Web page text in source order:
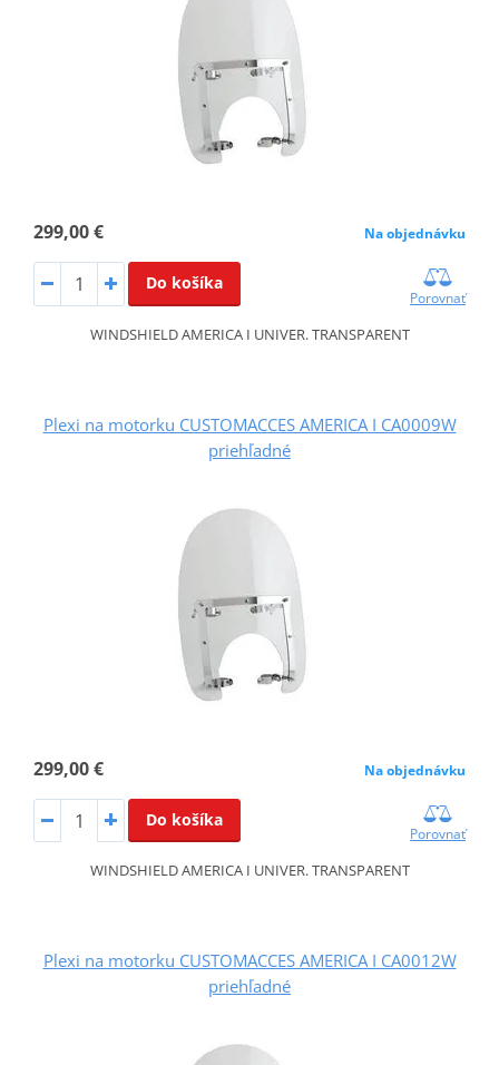
299,00 € Na objednávku
Do košíka
Porovnať
WINDSHIELD AMERICA I UNIVER. TRANSPARENT
Plexi na motorku CUSTOMACCES AMERICA I CA0009W
priehľadné
299,00 € Na objednávku
Do košíka
Porovnať
WINDSHIELD AMERICA I UNIVER. TRANSPARENT
Plexi na motorku CUSTOMACCES AMERICA I CA0012W
priehľadné